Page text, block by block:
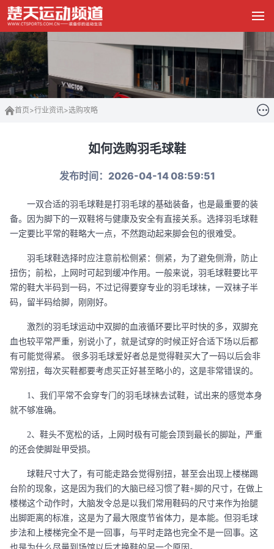
首页>行业资讯>选购攻略
如何选购羽毛球鞋
发布时间：2026-04-14 08:59:51
一双合适的羽毛球鞋是打羽毛球的基础装备，也是最重要的装
备。因为脚下的一双鞋将与健康及安全有直接关系。选择羽毛球鞋
一定要比平常的鞋略大一点，不然跑动起来脚会包的很难受。
羽毛球鞋选择时应注意前松侧紧：侧紧，为了避免侧滑，防止
扭伤；前松，上网时可起到缓冲作用。一般来说，羽毛球鞋要比平
常的鞋大半码到一码，不过记得要穿专业的羽毛球袜，一双袜子半
码，留半码给脚，刚刚好。
激烈的羽毛球运动中双脚的血液循环要比平时快的多，双脚充
血也较平常严重，别说小了，就是试穿的时候正好合适下场以后都
有可能觉得紧。
很多羽毛球爱好者总是觉得鞋买大了一码以后会非
常别扭，每次买鞋都要考虑买正好甚至略小的，这是非常错误的。
1、我们平常不会穿专门的羽毛球袜去试鞋，试出来的感觉本身
就不够准确。
2、鞋头不宽松的话，上网时极有可能会顶到最长的脚趾，严重
的还会使脚趾甲受损。
球鞋尺寸大了，有可能走路会觉得别扭，甚至会出现上楼梯踢
台阶的现象，这是因为我们的大脑已经习惯了鞋+脚的尺寸，在做上
楼梯这个动作时，大脑发令总是以我们常用鞋码的尺寸来作为抬腿
出脚距离的标准，这是为了最大限度节省体力，是本能。但羽毛球
步法和上楼梯完全不是一回事，与平时走路也完全不是一回事。这